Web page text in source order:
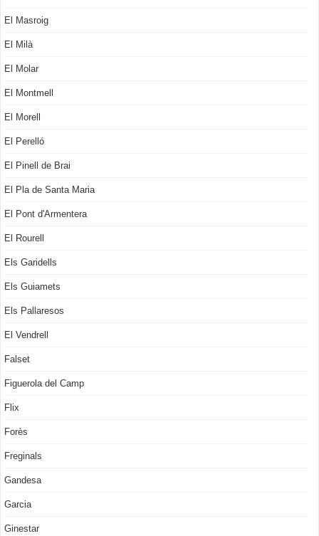
El Masroig
El Milà
El Molar
El Montmell
El Morell
El Perelló
El Pinell de Brai
El Pla de Santa Maria
El Pont d'Armentera
El Rourell
Els Garidells
Els Guiamets
Els Pallaresos
El Vendrell
Falset
Figuerola del Camp
Flix
Forès
Freginals
Gandesa
Garcia
Ginestar